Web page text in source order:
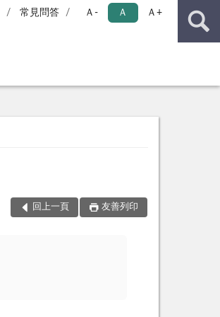
常見問答 Ａ- Ａ Ａ+
回上一頁 友善列印